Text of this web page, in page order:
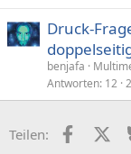
Druck-
benjafa
Antworten 12
Teilen: X